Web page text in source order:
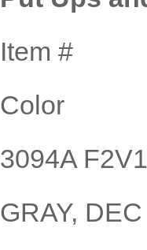
Item #
Color
3094A
GRAY,